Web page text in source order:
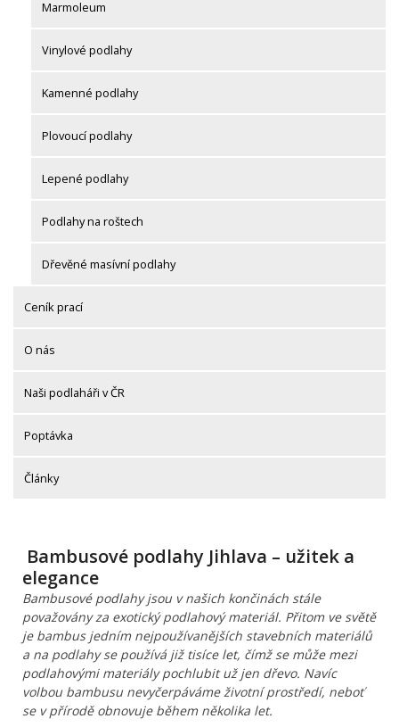
Marmoleum
Vinylové podlahy
Kamenné podlahy
Plovoucí podlahy
Lepené podlahy
Podlahy na roštech
Dřevěné masívní podlahy
Ceník prací
O nás
Naši podlaháři v ČR
Poptávka
Články
Bambusové podlahy Jihlava – užitek a
elegance
Bambusové podlahy jsou v našich končinách stále
považovány za exotický podlahový materiál. Přitom ve světě
je bambus jedním nejpoužívanějších stavebních materiálů
a na podlahy se používá již tisíce let, čímž se může mezi
podlahovými materiály pochlubit už jen dřevo. Navíc
volbou bambusu nevyčerpáváme životní prostředí, neboť
se v přírodě obnovuje během několika let.